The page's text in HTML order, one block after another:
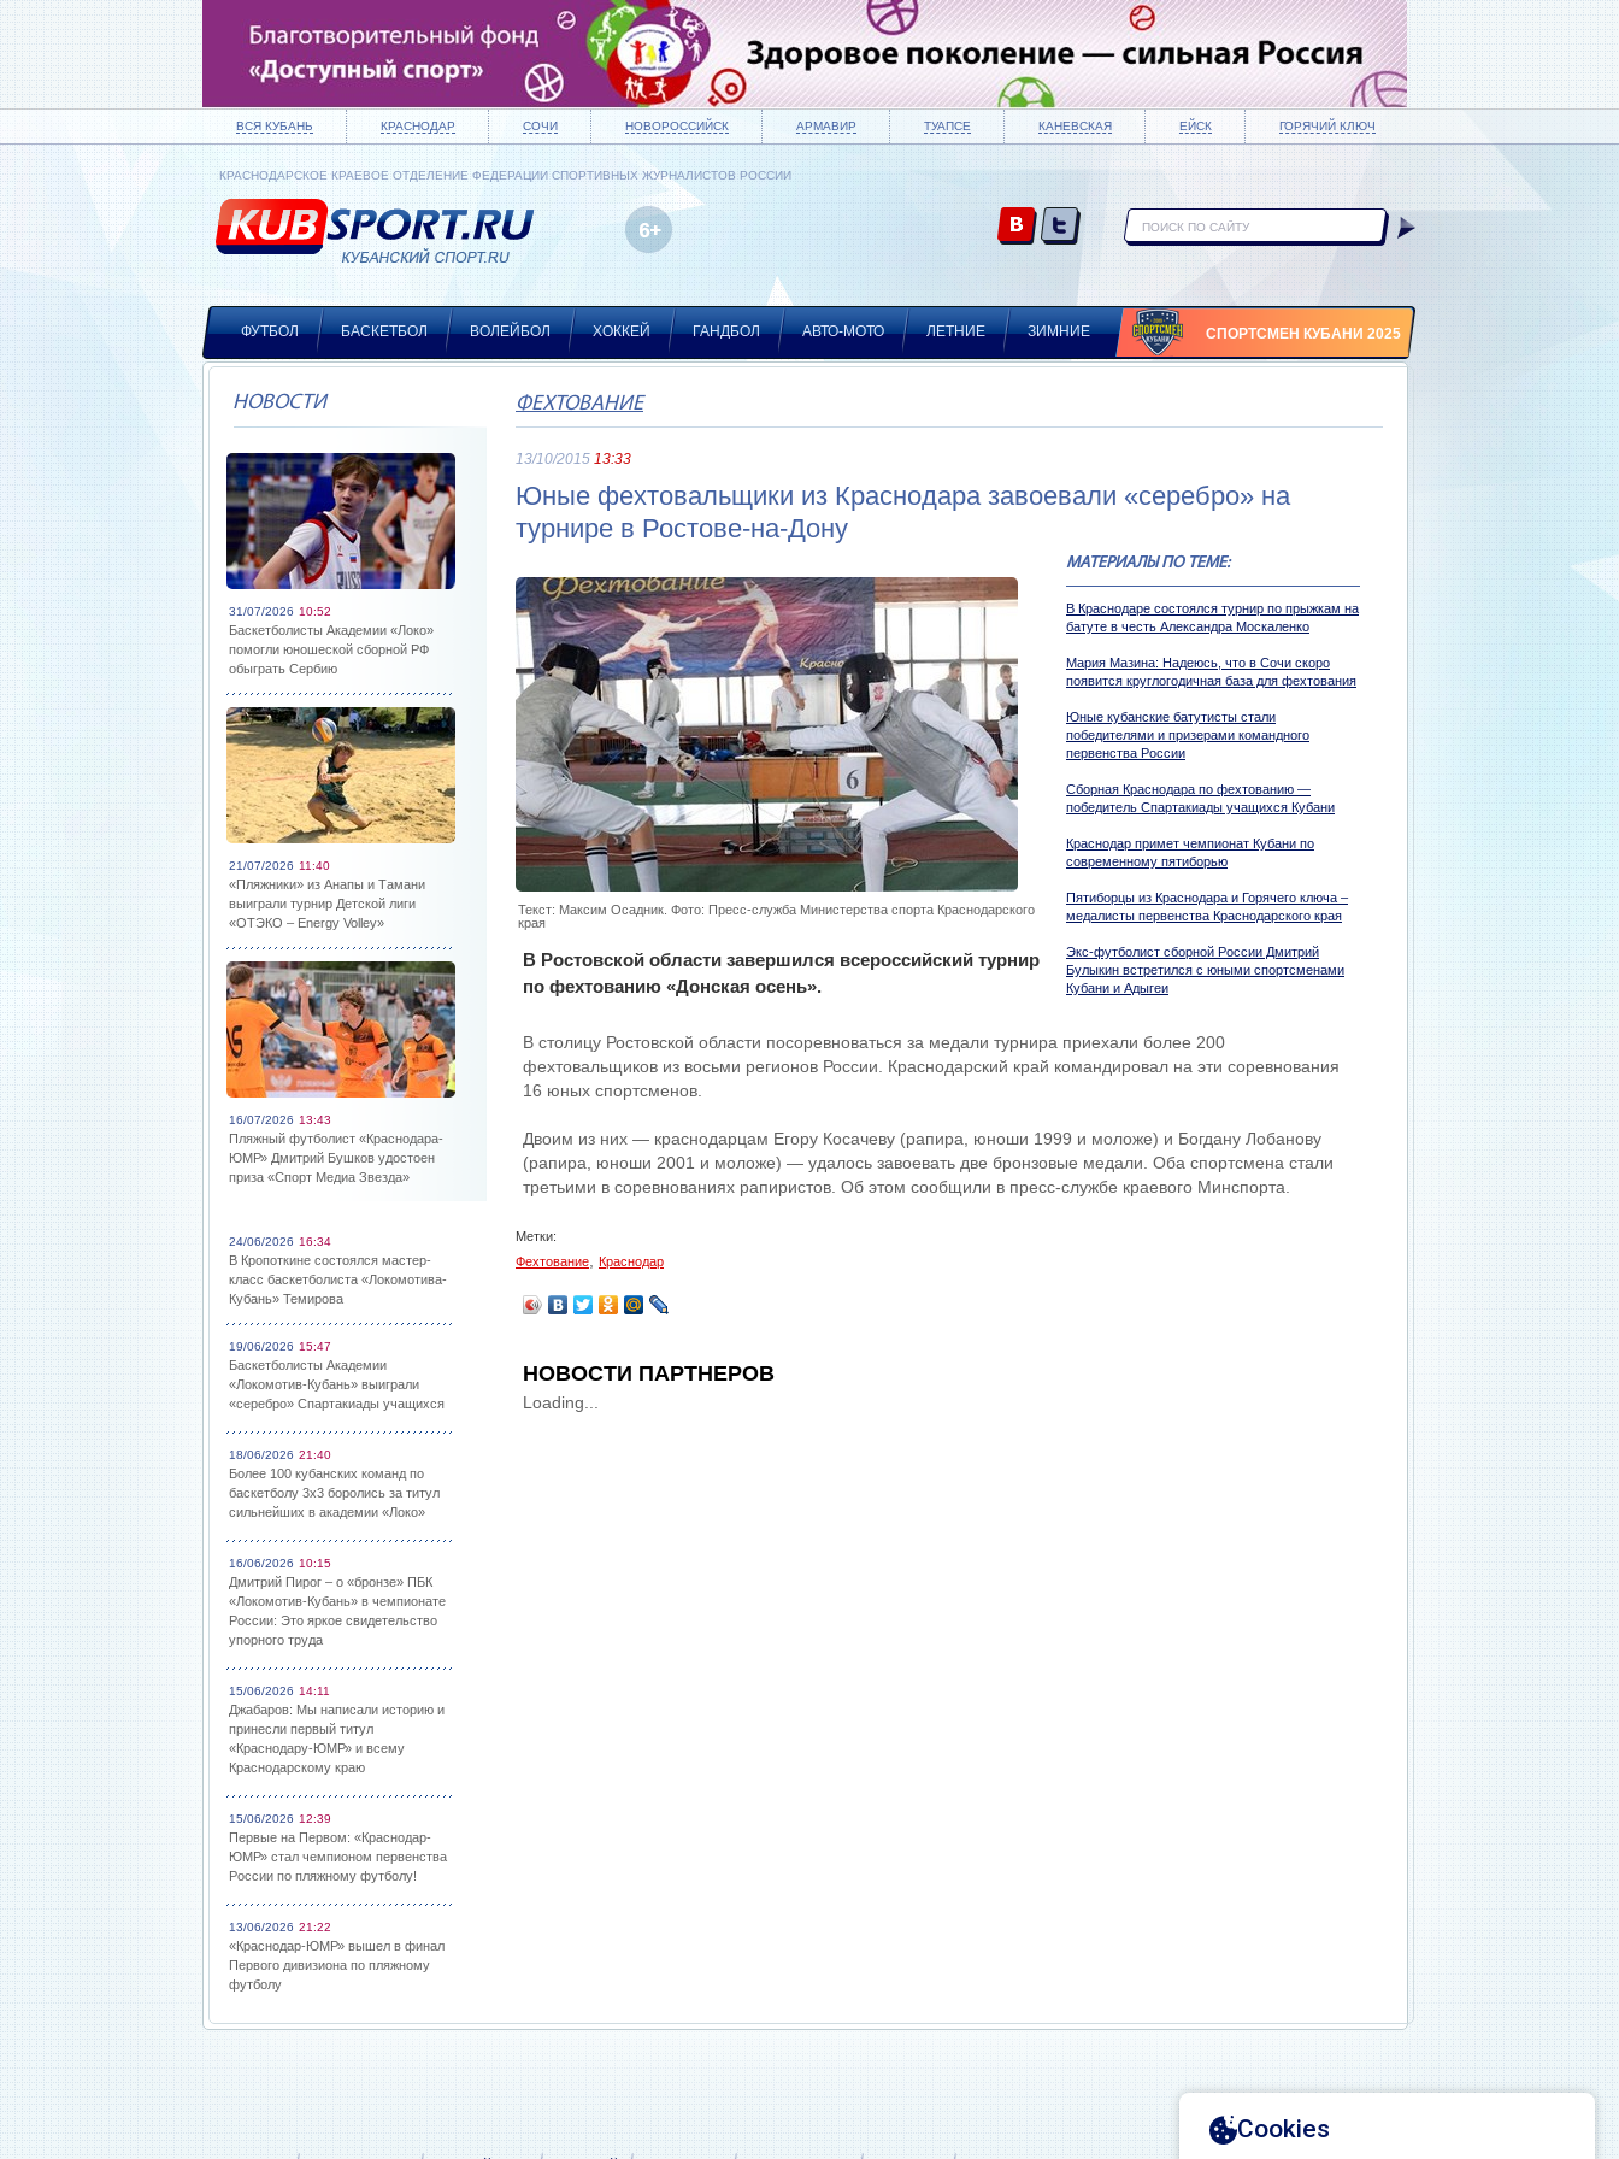
ВСЯ КУБАНЬ КРАСНОДАР СОЧИ НОВОРОССИЙСК АРМАВИР ТУАПСЕ КАНЕВСКАЯ ЕЙСК ГОРЯЧИЙ КЛЮЧ
КРАСНОДАРСКОЕ КРАЕВОЕ ОТДЕЛЕНИЕ ФЕДЕРАЦИИ СПОРТИВНЫХ ЖУРНАЛИСТОВ РОССИИ
ФУТБОЛ БАСКЕТБОЛ ВОЛЕЙБОЛ ХОККЕЙ ГАНДБОЛ АВТО-МОТО ЛЕТНИЕ ЗИМНИЕ СПОРТСМЕН КУБАНИ 2025
НОВОСТИ
31/07/2026 10:52
Баскетболисты Академии «Локо»
помогли юношеской сборной РФ
обыграть Сербию
21/07/2026 11:40
«Пляжники» из Анапы и Тамани
выиграли турнир Детской лиги
«ОТЭКО – Energy Volley»
16/07/2026 13:43
Пляжный футболист «Краснодара-
ЮМР» Дмитрий Бушков удостоен
приза «Спорт Медиа Звезда»
24/06/2026 16:34
В Кропоткине состоялся мастер-
класс баскетболиста «Локомотива-
Кубань» Темирова
19/06/2026 15:47
Баскетболисты Академии
«Локомотив-Кубань» выиграли
«серебро» Спартакиады учащихся
18/06/2026 21:40
Более 100 кубанских команд по
баскетболу 3х3 боролись за титул
сильнейших в академии «Локо»
16/06/2026 10:15
Дмитрий Пирог – о «бронзе» ПБК
«Локомотив-Кубань» в чемпионате
России: Это яркое свидетельство
упорного труда
15/06/2026 14:11
Джабаров: Мы написали историю и
принесли первый титул
«Краснодару-ЮМР» и всему
Краснодарскому краю
15/06/2026 12:39
Первые на Первом: «Краснодар-
ЮМР» стал чемпионом первенства
России по пляжному футболу!
13/06/2026 21:22
«Краснодар-ЮМР» вышел в финал
Первого дивизиона по пляжному
футболу
ФЕХТОВАНИЕ
13/10/2015 13:33
Юные фехтовальщики из Краснодара завоевали «серебро» на
турнире в Ростове-на-Дону
МАТЕРИАЛЫ ПО ТЕМЕ:
В Краснодаре состоялся турнир по прыжкам на
батуте в честь Александра Москаленко
Мария Мазина: Надеюсь, что в Сочи скоро
появится круглогодичная база для фехтования
Юные кубанские батутисты стали
победителями и призерами командного
первенства России
Сборная Краснодара по фехтованию —
победитель Спартакиады учащихся Кубани
Краснодар примет чемпионат Кубани по
современному пятиборью
Пятиборцы из Краснодара и Горячего ключа –
медалисты первенства Краснодарского края
Экс-футболист сборной России Дмитрий
Булыкин встретился с юными спортсменами
Кубани и Адыгеи
Текст: Максим Осадник. Фото: Пресс-служба Министерства спорта Краснодарского
края
В Ростовской области завершился всероссийский турнир
по фехтованию «Донская осень».
В столицу Ростовской области посоревноваться за медали турнира приехали более 200
фехтовальщиков из восьми регионов России. Краснодарский край командировал на эти соревнования
16 юных спортсменов.
Двоим из них — краснодарцам Егору Косачеву (рапира, юноши 1999 и моложе) и Богдану Лобанову
(рапира, юноши 2001 и моложе) — удалось завоевать две бронзовые медали. Оба спортсмена стали
третьими в соревнованиях рапиристов. Об этом сообщили в пресс-службе краевого Минспорта.
Метки:
Фехтование
Краснодар
НОВОСТИ ПАРТНЕРОВ
Loading...